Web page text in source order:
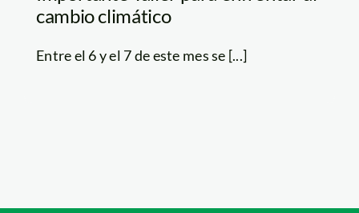
cambio climático
Entre el 6 y el 7 de este mes se [...]